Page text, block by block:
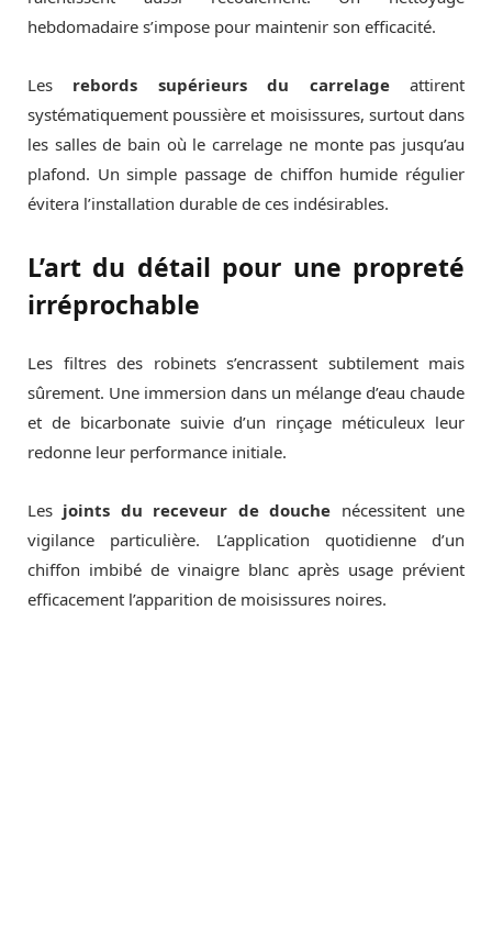
hebdomadaire s’impose pour maintenir son efficacité.
Les rebords supérieurs du carrelageattirent
systématiquement poussière et moisissures, surtout dans
les salles de bain où le carrelage ne monte pas jusqu’au
plafond. Un simple passage de chiffon humide régulier
évitera l’installation durable de ces indésirables.
L’art du détail pour une propreté
irréprochable
Les filtres des robinets s’encrassent subtilement mais
sûrement. Une immersion dans un mélange d’eau chaude
et de bicarbonate suivie d’un rinçage méticuleux leur
redonne leur performance initiale.
Les joints du receveur de douche nécessitent une
vigilance particulière. L’application quotidienne d’un
chiffon imbibé de vinaigre blanc après usage prévient
efficacement l’apparition de moisissures noires.